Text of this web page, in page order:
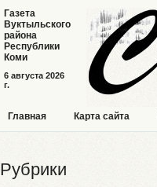
6 августа 2026
г.
Газета
Вуктыльского
района
Республики
Коми
Главная Карта сайта
Рубрики